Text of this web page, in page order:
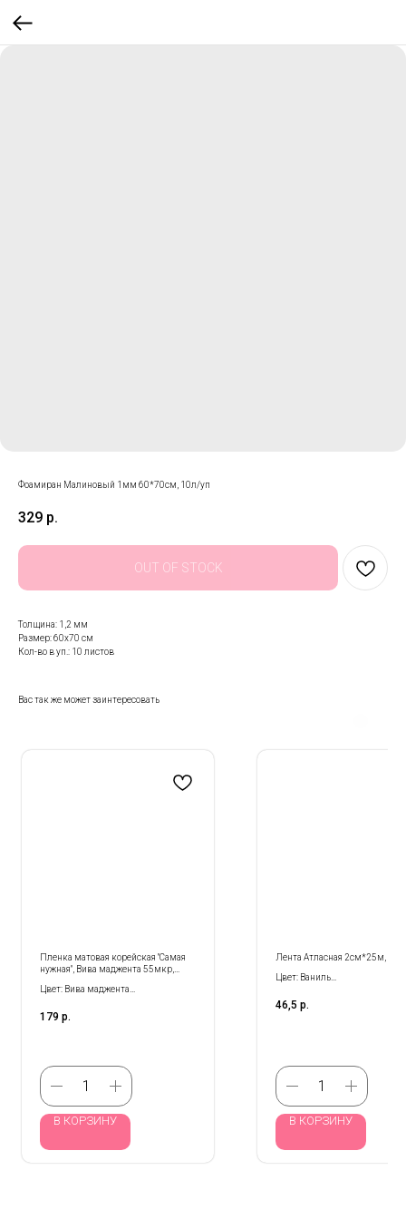
Фоамиран Малиновый 1мм 60*70см, 10л/уп
329 р.
OUT OF STOCK
Толщина: 1,2 мм
Размер: 60х70 см
Кол-во в уп.: 10 листов
Вас так же может заинтересовать
Пленка матовая корейская "Самая
нужная", Вива маджента 55мкр,
Цвет: Вива маджента
179 р.
В КОРЗИНУ
Лента Атласная 2см*25м,
Цвет: Ваниль
Количество: 1 шт
46,5 р.
В КОРЗИНУ